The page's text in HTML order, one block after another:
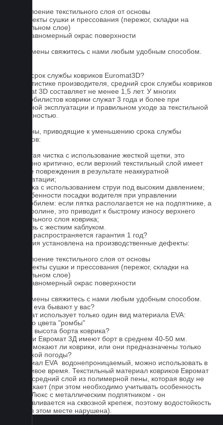
1. Отслоение текстильного слоя от основы
2. Дефекты сушки и прессования (пережог, складки на
текстильном слое)
3. Неравномерный окрас поверхности
Для замены свяжитесь с нами любым удобным способом.
Какой срок службы ковриков Euromat3D?
По статистике производителя, средний срок службы ковриков
Euromat 3D составляет не менее 1,5 лет. У многих
автомобилистов коврики служат 3 года и более при
бережной эксплуатации и правильном уходе за текстильной
поверхностью.
Причины, приводящие к уменьшению срока службы
ковриков:
1. Частая чистка с использование жесткой щетки, это
особенно критично, если верхний текстильный слой имеет
мелкие повреждения в результате неаккуратной
эксплуатации;
2. Мойка с использованием струи под высоким давлением;
3. Особенности посадки водителя при управлении
автомобилем: если пятка располагается не на подпятнике, а
на ковролине, это приводит к быстрому износу верхнего
текстильного слоя коврика;
4. Обувь с жестким каблуком.
На что распространяется гарантия 1 год?
Гарантия установлена на производственные дефекты:
1. Отслоение текстильного слоя от основы
2. Дефекты сушки и прессования (пережог, складки на
текстильном слое)
3. Неравномерный окрас поверхности
Для замены свяжитесь с нами любым удобным способом.
Серые eva бывают у вас?
Евромат использует только один вид материала EVA:
черного цвета "ромбы"
Какова высота борта коврика?
Коврики Евромат 3Д имеют борт в среднем 40-50 мм.
Не промокают ли коврики, или они предназначены только
для сухой погоды?
Материал EVA водонепроницаемый, можно использовать в
дождливое время. Текстильный материал ковриков Евромат
имеет средний слой из полимерной пены, которая воду не
пропускает (при этом необходимо учитывать особенность
серии Люкс с металлическим подпятником - он
устанавливается на сквозной крепеж, поэтому водостойкость
ковра в этом месте нарушена).